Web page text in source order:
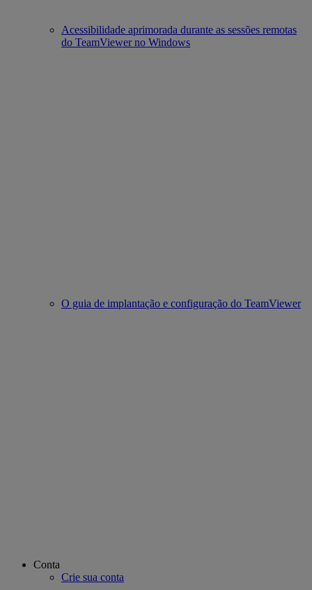
Acessibilidade aprimorada durante as sessões remotas
do TeamViewer no Windows
O guia de implantação e configuração do TeamViewer
Conta
Crie sua conta